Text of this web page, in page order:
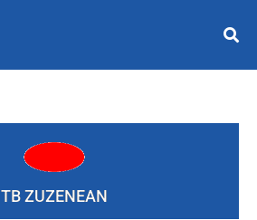
TB ZUZENEAN